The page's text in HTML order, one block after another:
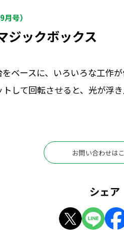
号）
ジックボックス
ベースに、いろいろな工作
して回転させると、光が浮
お問い合わせは
シェア